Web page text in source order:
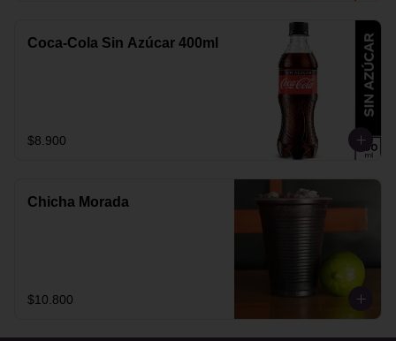
Coca-Cola Sin Azúcar 400ml
$8.900
Chicha Morada
$10.800